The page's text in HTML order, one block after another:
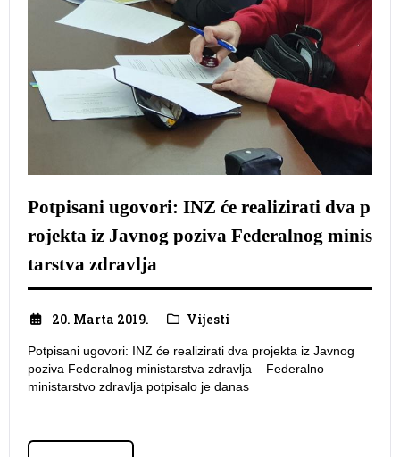
Potpisani ugovori: INZ će realizirati dva p
rojekta iz Javnog poziva Federalnog minis
tarstva zdravlja
20. Marta 2019. Vijesti
Potpisani ugovori: INZ će realizirati dva projekta iz Javnog
poziva Federalnog ministarstva zdravlja – Federalno
ministarstvo zdravlja potpisalo je danas